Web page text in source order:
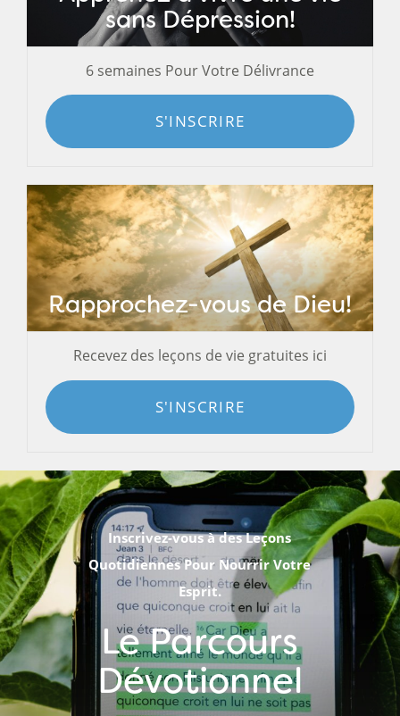
sans Dépression!
6 semaines Pour Votre Délivrance
S'INSCRIRE
Rapprochez-vous de Dieu!
Recevez des leçons de vie gratuites ici
S'INSCRIRE
Inscrivez-vous à des Leçons
Quotidiennes Pour Nourrir Votre
Esprit.
Le Parcours
Dévotionnel